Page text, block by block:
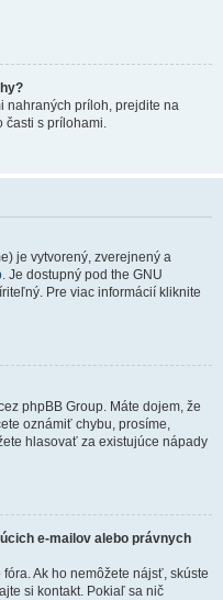
nahraných príloh, prejdite na
časti s prílohami.
je vytvorený, zverejnený a
. Je dostupný pod the GNU
Pre viac informácií kliknite
phpBB Group. Máte dojem, že
oznámiť chybu, prosíme,
hlasovať za existujúce nápady
e-mailov alebo právnych
Ak ho nemôžete nájsť, skúste
si kontakt. Pokiaľ sa nič